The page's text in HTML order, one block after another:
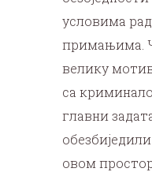
условима
примањима.
велику
са
главни
овом